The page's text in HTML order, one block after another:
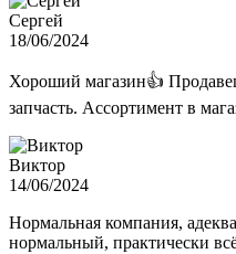
Сергей
18/06/2024
Хороший магазин👍
запчасть. Ассортимент в
Виктор
14/06/2024
Нормальная компания,
нормальный, практически